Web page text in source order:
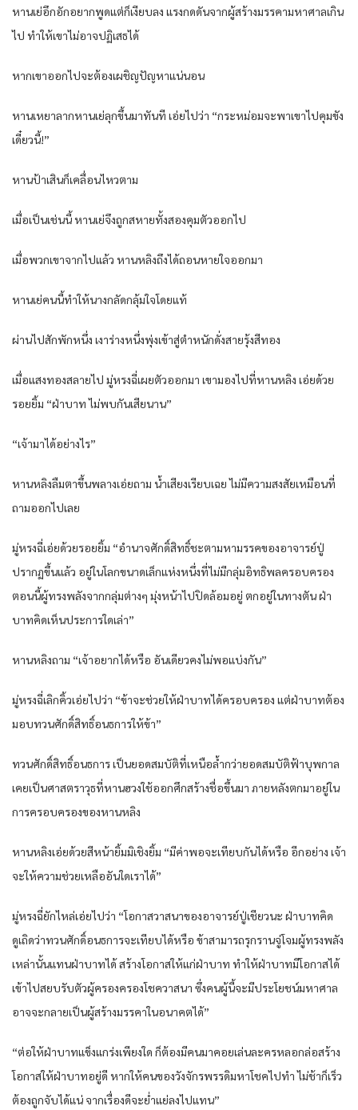
หานเย่อึกอักอยากพูดแต่ก็เงียบลง แรงกดดันจากผู้สร้างมรรคามหาศาลเกิน
ไป ทำให้เขาไม่อาจปฏิเสธได้
หากเขาออกไปจะต้องเผชิญปัญหาแน่นอน
หานเหยาลากหานเย่ลุกขึ้นมาทันที เอ่ยไปว่า “กระหม่อมจะพาเขาไปคุมขัง
เดี๋ยวนี้!”
หานป้าเสินก็เคลื่อนไหวตาม
เมื่อเป็นเช่นนี้ หานเย่จึงถูกสหายทั้งสองคุมตัวออกไป
เมื่อพวกเขาจากไปแล้ว หานหลิงถึงได้ถอนหายใจออกมา
หานเย่คนนี้ทำให้นางกลัดกลุ้มใจโดยแท้
ผ่านไปสักพักหนึ่ง เงาร่างหนึ่งพุ่งเข้าสู่ตำหนักดั่งสายรุ้งสีทอง
เมื่อแสงทองสลายไป มู่หรงฉี่เผยตัวออกมา เขามองไปที่หานหลิง เอ่ยด้วย
รอยยิ้ม “ฝ่าบาท ไม่พบกันเสียนาน”
“เจ้ามาได้อย่างไร”
หานหลิงลืมตาขึ้นพลางเอ่ยถาม น้ำเสียงเรียบเฉย ไม่มีความสงสัยเหมือนที่
ถามออกไปเลย
มู่หรงฉี่เอ่ยด้วยรอยยิ้ม “อำนาจศักดิ์สิทธิ์ชะตามหามรรคของอาจารย์ปู่
ปรากฏขึ้นแล้ว อยู่ในโลกขนาดเล็กแห่งหนึ่งที่ไม่มีกลุ่มอิทธิพลครอบครอง
ตอนนี้ผู้ทรงพลังจากกลุ่มต่างๆ มุ่งหน้าไปปิดล้อมอยู่ ตกอยู่ในทางตัน ฝ่า
บาทคิดเห็นประการใดเล่า”
หานหลิงถาม “เจ้าอยากได้หรือ อันเดียวคงไม่พอแบ่งกัน”
มู่หรงฉี่เลิกคิ้วเอ่ยไปว่า “ข้าจะช่วยให้ฝ่าบาทได้ครอบครอง แต่ฝ่าบาทต้อง
มอบทวนศักดิ์สิทธิ์อนธการให้ข้า”
ทวนศักดิ์สิทธิ์อนธการ เป็นยอดสมบัติที่เหนือล้ำกว่ายอดสมบัติฟ้าบุพกาล
เคยเป็นศาสตราวุธที่หานฮวงใช้ออกศึกสร้างชื่อขึ้นมา ภายหลังตกมาอยู่ใน
การครอบครองของหานหลิง
หานหลิงเอ่ยด้วยสีหน้ายิ้มมิเชิงยิ้ม “มีค่าพอจะเทียบกันได้หรือ อีกอย่าง เจ้า
จะให้ความช่วยเหลืออันใดเราได้”
มู่หรงฉี่ยักไหล่เอ่ยไปว่า “โอกาสวาสนาของอาจารย์ปู่เชียวนะ ฝ่าบาทคิด
ดูเถิดว่าทวนศักดิ์อนธการจะเทียบได้หรือ ข้าสามารถรุกรานจู่โจมผู้ทรงพลัง
เหล่านั้นแทนฝ่าบาทได้ สร้างโอกาสให้แก่ฝ่าบาท ทำให้ฝ่าบาทมีโอกาสได้
เข้าไปสยบรับตัวผู้ครองครองโชควาสนา ซึ่งคนผู้นี้จะมีประโยชน์มหาศาล
อาจจะกลายเป็นผู้สร้างมรรคาในอนาคตได้”
“ต่อให้ฝ่าบาทแข็งแกร่งเพียงใด ก็ต้องมีคนมาคอยเล่นละครหลอกล่อสร้าง
โอกาสให้ฝ่าบาทอยู่ดี หากให้คนของวังจักรพรรดิมหาโชคไปทำ ไม่ช้าก็เร็ว
ต้องถูกจับได้แน่ จากเรื่องดีจะย่ำแย่ลงไปแทน”